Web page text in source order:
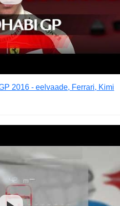
2016 - eelvaade, Ferrari, Kimi